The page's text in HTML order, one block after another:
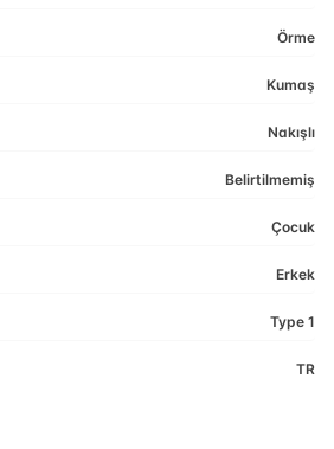
Örme
Kumaş
Nakışlı
Belirtilmemiş
Çocuk
Erkek
Type 1
TR